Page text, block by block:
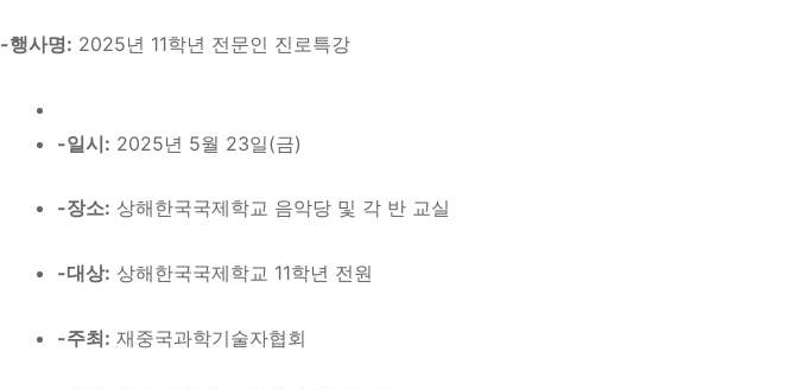
-행사명: 2025년 11학년 전문인 진로특강
-일시: 2025년 5월 23일(금)
-장소: 상해한국국제학교 음악당 및 각 반 교실
-대상: 상해한국국제학교 11학년 전원
-주최: 재중국과학기술자협회